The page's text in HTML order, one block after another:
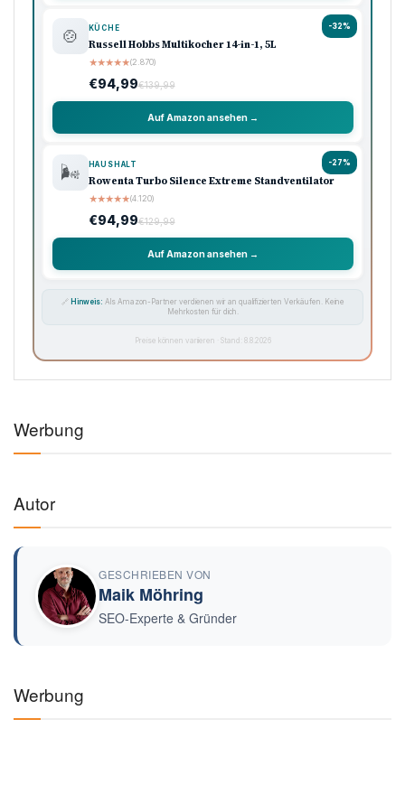
-32%
🍲 KÜCHE
Russell Hobbs Multikocher 14-in-1, 5L
★★★★★(2.870)
€94,99€139,99
Auf Amazon ansehen →
-27%
🌬️ HAUSHALT
Rowenta Turbo Silence Extreme Standventilator
★★★★★(4.120)
€94,99€129,99
Auf Amazon ansehen →
🔗 Hinweis: Als Amazon-Partner verdienen wir an qualifizierten Verkäufen. Keine
Mehrkosten für dich.
Preise können variieren · Stand: 8.8.2026
Werbung
Autor
GESCHRIEBEN VON
Maik Möhring
SEO-Experte & Gründer
Werbung